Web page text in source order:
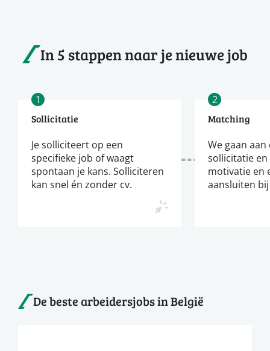
In 5 stappen naar je nieuwe job
1
Sollicitatie
Je solliciteert op een
specifieke job of waagt
spontaan je kans. Solliciteren
kan snel én zonder cv.
2
Matching
We gaan
sollicitatie
motivatie en
aansluiten
De beste arbeidersjobs in België